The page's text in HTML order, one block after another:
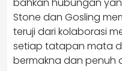
Stone dan Gosling
teruji dari kolaborasi
setiap tatapan mata
bermakna dan penuh